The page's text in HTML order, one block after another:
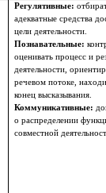
Регулятивные:
адекватные средства
цели деятельности.
Познавательные:
оценивать процесс и
деятельности,
речевом потоке,
конец высказывания.
Коммуникативные:
о распределении
совместной